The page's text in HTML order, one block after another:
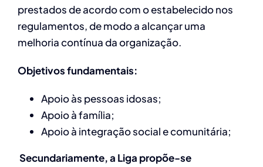
prestados de acordo com o estabelecido nos
regulamentos, de modo a alcançar uma
melhoria contínua da organização.
Objetivos fundamentais:
Apoio às pessoas idosas;
Apoio à família;
Apoio à integração social e comunitária;
Secundariamente, a Liga propõe-se